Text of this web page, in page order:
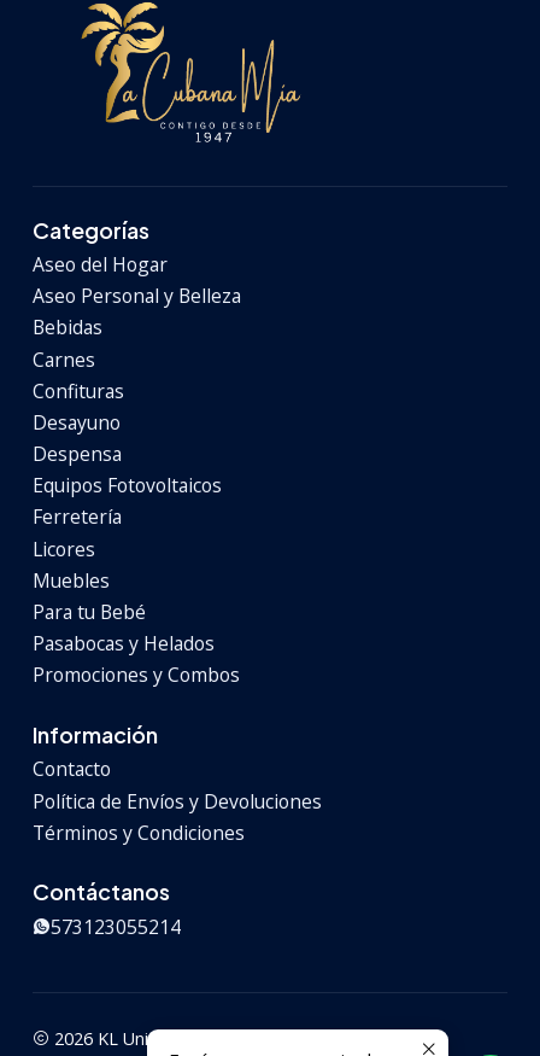
Categorías
Aseo del Hogar
Aseo Personal y Belleza
Bebidas
Carnes
Confituras
Desayuno
Despensa
Equipos Fotovoltaicos
Ferretería
Licores
Muebles
Para tu Bebé
Pasabocas y Helados
Promociones y Combos
Información
Contacto
Política de Envíos y Devoluciones
Términos y Condiciones
Contáctanos
573123055214
2026 KL Universal.